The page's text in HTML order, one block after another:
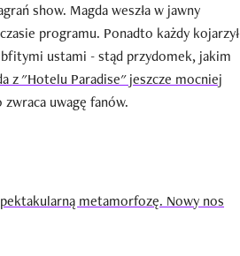
show. Magda weszła w jawny
programu. Ponadto każdy kojarzył
ustami - stąd przydomek, jakim
z "Hotelu Paradise" jeszcze mocniej
uwagę fanów.
metamorfozę. Nowy nos